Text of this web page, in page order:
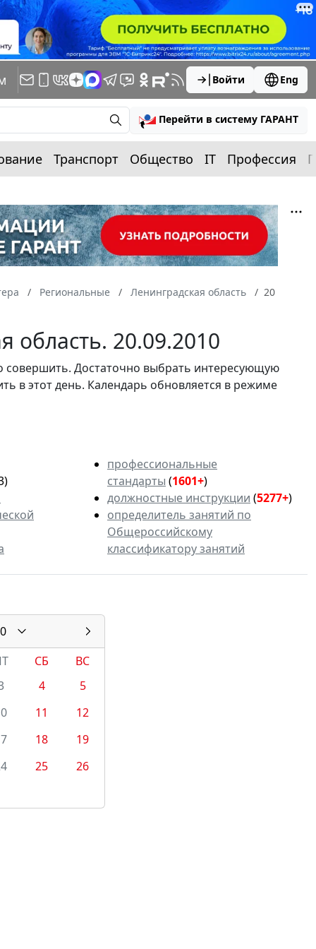
Войти Eng
Перейти в систему ГАРАНТ
Транспорт Общество IT Профессия
Региональные Ленинградская область 20
область. 20.09.2010
совершить. Достаточно выбрать интересующую
в этот день. Календарь обновляется в режиме
профессиональные
стандарты (1601+)
должностные инструкции (5277+)
определитель занятий по
Общероссийскому
классификатору занятий
СБ
ВС
4
5
11
12
18
19
25 26